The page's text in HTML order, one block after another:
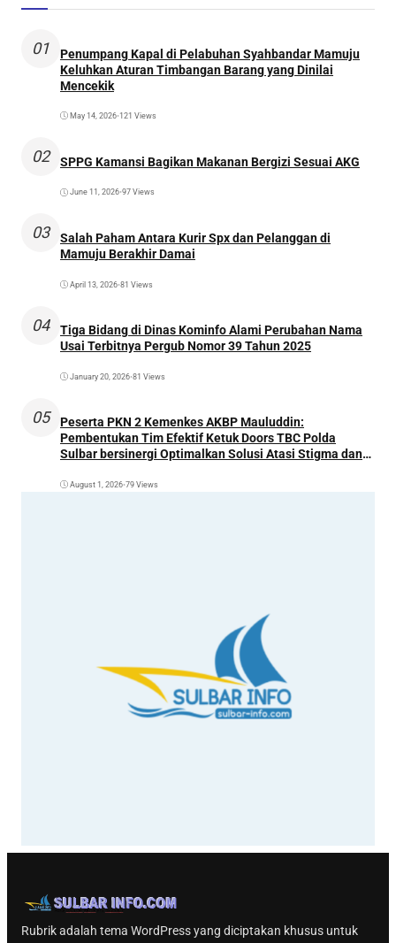
01
Penumpang Kapal di Pelabuhan Syahbandar Mamuju
Keluhkan Aturan Timbangan Barang yang Dinilai
Mencekik
May 14, 2026•121 Views
02 SPPG Kamansi Bagikan Makanan Bergizi Sesuai AKG
June 11, 2026•97 Views
03
Salah Paham Antara Kurir Spx dan Pelanggan di
Mamuju Berakhir Damai
April 13, 2026•81 Views
04
Tiga Bidang di Dinas Kominfo Alami Perubahan Nama
Usai Terbitnya Pergub Nomor 39 Tahun 2025
January 20, 2026•81 Views
05
Peserta PKN 2 Kemenkes AKBP Mauluddin:
Pembentukan Tim Efektif Ketuk Doors TBC Polda
Sulbar bersinergi Optimalkan Solusi Atasi Stigma dan
August 1, 2026•79 Views
Rubrik adalah tema WordPress yang diciptakan khusus untuk